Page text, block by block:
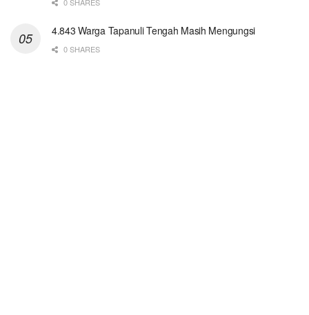
4.843 Warga Tapanuli Tengah Masih Mengungsi
0 SHARES